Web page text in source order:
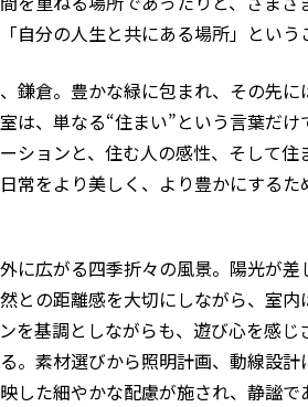
自分の人生と共にある場所」という
鎌倉。豊かな緑に包まれ、その先
は、単なる“住まい”という言葉だ
ションと、住む人の感性、そして
常をより美しく、より豊かにするた
に広がる四季折々の風景。陽光が
との距離感を大切にしながら、室
ンを基調としながらも、遊び心を感
。素材選びから照明計画、動線設
した細やかな配慮が施され、静謐